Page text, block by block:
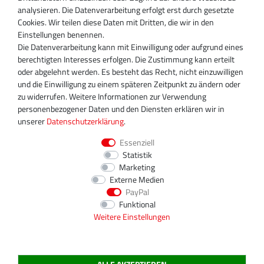
D-13509 Berlin
+49 30 340 606 740
+49 30 340 606 740
+49 30 340 606 745
info@turboservice24.de
Aktuelle Öffnungszeiten
Mo-Fr: 08:00 Uhr - 18:00 Uhr
Sa: geschlossen
analysieren. Die Datenverarbeitung erfolgt erst durch gesetzte
Cookies. Wir teilen diese Daten mit Dritten, die wir in den
Einstellungen benennen.
Die Datenverarbeitung kann mit Einwilligung oder aufgrund eines
berechtigten Interesses erfolgen. Die Zustimmung kann erteilt
oder abgelehnt werden. Es besteht das Recht, nicht einzuwilligen
und die Einwilligung zu einem späteren Zeitpunkt zu ändern oder
zu widerrufen. Weitere Informationen zur Verwendung
personenbezogener Daten und den Diensten erklären wir in
unsererDaten­schutz­erklärung.
Essenziell
Statistik
Marketing
Externe Medien
PayPal
Funktional
Weitere Einstellungen